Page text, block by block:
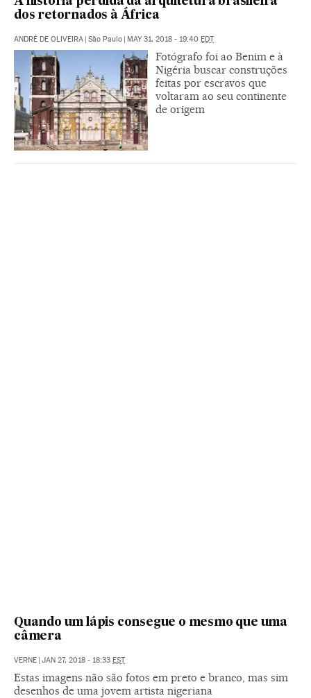
dos retornados à África
ANDRÉ DE OLIVEIRA | São Paulo | MAY 31, 2018 - 19:40 EDT
Fotógrafo foi ao Benim e à
Nigéria buscar construções
feitas por escravos que
voltaram ao seu continente
de origem
Quando um lápis consegue o mesmo que uma
câmera
VERNE | JAN 27, 2018 - 18:33 EST
Estas imagens não são fotos em preto e branco, mas sim
desenhos de uma jovem artista nigeriana